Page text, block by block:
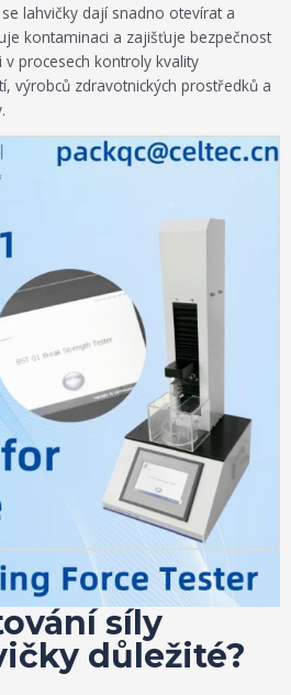
lahvičky dají snadno otevírat a
kontaminaci a zajišťuje bezpečnost
procesech kontroly kvality
výrobců zdravotnických prostředků a
síly
důležité?